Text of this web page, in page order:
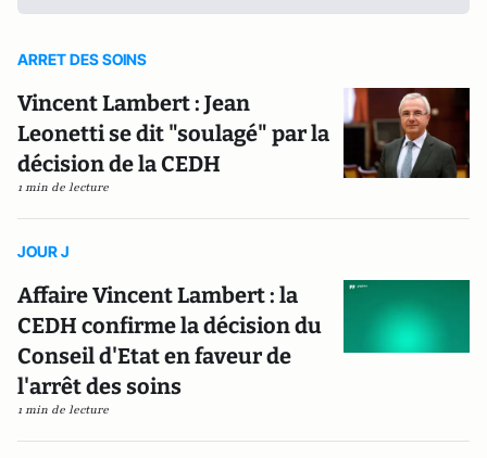
ARRET DES SOINS
Vincent Lambert : Jean
Leonetti se dit "soulagé" par la
décision de la CEDH
1 min de lecture
JOUR J
Affaire Vincent Lambert : la
CEDH confirme la décision du
Conseil d'Etat en faveur de
l'arrêt des soins
1 min de lecture